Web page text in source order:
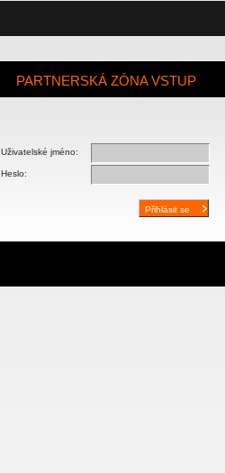
PARTNERSKÁ ZÓNA VSTUP
Uživatelské jméno:
Heslo: